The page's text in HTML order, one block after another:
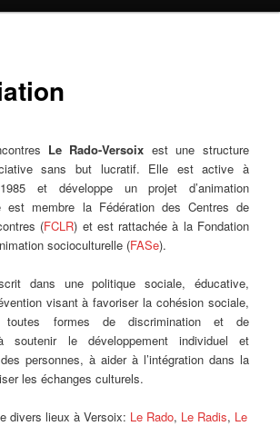
Le Rado-Versoix est une structure
sans but lucratif. Elle est active à
et développe un projet d’animation
est membre la Fédération des Centres de
(FCLR) et est rattachée à la Fondation
socioculturelle (FASe).
dans une politique sociale, éducative,
visant à favoriser la cohésion sociale,
formes de discrimination et de
soutenir le développement individuel et
personnes, à aider à l’intégration dans la
les échanges culturels.
divers lieux à Versoix: Le Rado, Le Radis, Le